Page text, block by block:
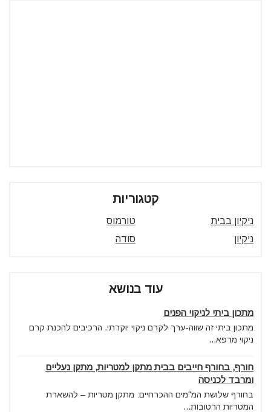
קטגוריות
ניקיון בבית
טורמוס
ניקיון
סודה
עוד בנושא
מתכון ביתי לניקוי הפנים
מתכון ביתי זה שווה-ערך לקרם ניקוי יוקרתי. הרכיבים להכנת קרם
ניקוי מרפא...
חורף, בחורף חייבים בבית מתקן למטריות, מתקן נעליים
ומרבד לכניסה
בחורף שלושת המ"מים ההכרחיים: מתקן מטריות – להשארת
המטריות הרטובות...